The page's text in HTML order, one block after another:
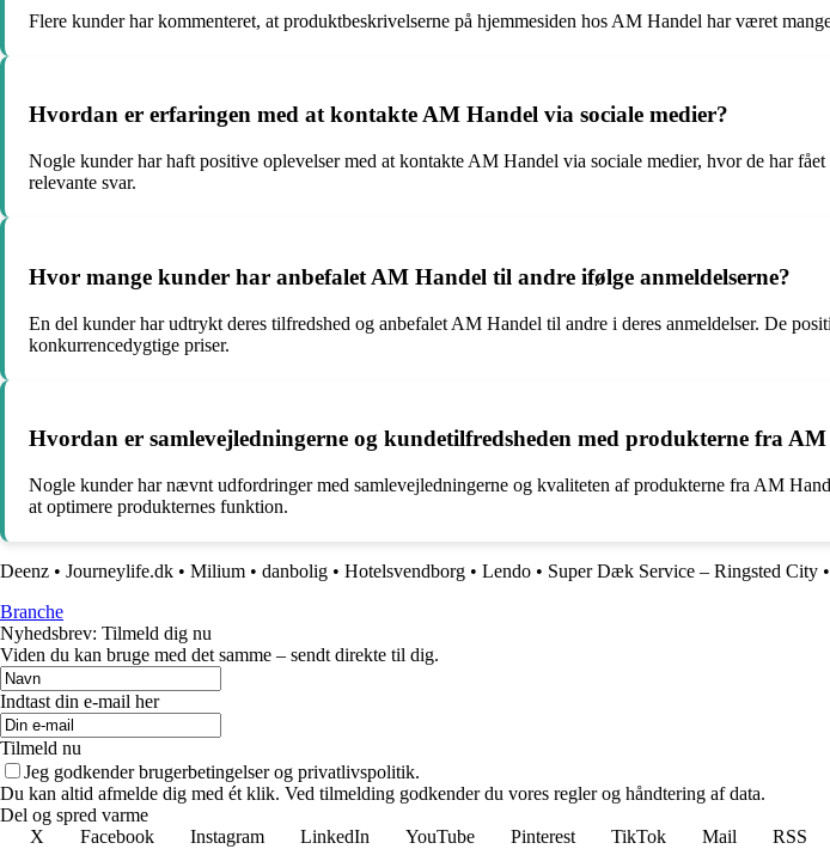
Flere kunder har kommenteret, at produktbeskrivelserne på hjemmesiden hos AM Handel har været
Hvordan er erfaringen med at kontakte AM Handel via sociale medier?
Nogle kunder har haft positive oplevelser med at kontakte AM Handel via sociale medier, hvor de har
relevante svar.
Hvor mange kunder har anbefalet AM Handel til andre ifølge anmeldelserne?
En del kunder har udtrykt deres tilfredshed og anbefalet AM Handel til andre i deres anmeldelser. De
konkurrencedygtige priser.
Hvordan er samlevejledningerne og kundetilfredsheden med produkterne fra
Nogle kunder har nævnt udfordringer med samlevejledningerne og kvaliteten af produkterne fra AM
at optimere produkternes funktion.
Deenz • Journeylife.dk • Milium • danbolig • Hotelsvendborg • Lendo • Super Dæk Service – Ringsted City •
Branche
Nyhedsbrev: Tilmeld dig nu
Viden du kan bruge med det samme – sendt direkte til dig.
Indtast din e-mail her
Tilmeld nu
Jeg godkender brugerbetingelser og privatlivspolitik.
Du kan altid afmelde dig med ét klik. Ved tilmelding godkender du vores regler og håndtering af data.
Del og spred varme
X
Facebook Instagram LinkedIn YouTube Pinterest TikTok Mail
RSS